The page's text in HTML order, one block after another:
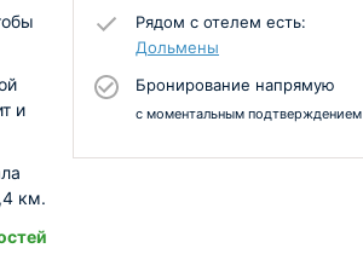
Рядом с отелем есть:
Дольмены
Бронирование напрямую
с моментальным подтверждением
и
км.